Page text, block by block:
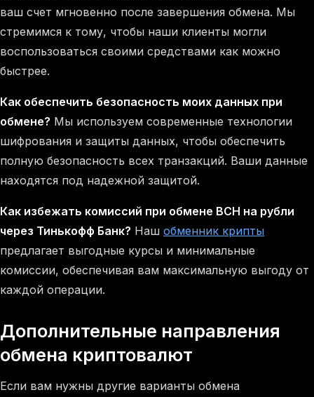
ваш счет мгновенно после завершения обмена. Мы
стремимся к тому, чтобы наши клиенты могли
воспользоваться своими средствами как можно
быстрее.
Как обеспечить безопасность моих данных при
обмене? Мы используем современные технологии
шифрования и защиты данных, чтобы обеспечить
полную безопасность всех транзакций. Ваши данные
находятся под надежной защитой.
Как избежать комиссий при обмене BCH на рубли
через Тинькофф Банк? Наш обменник крипты
предлагает выгодные курсы и минимальные
комиссии, обеспечивая вам максимальную выгоду от
каждой операции.
Дополнительные направления
обмена криптовалют
Если вам нужны другие варианты обмена